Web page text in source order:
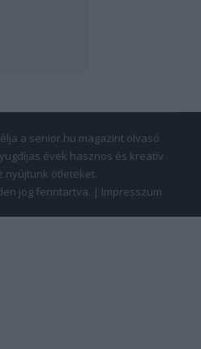
a senior.hu magazint olvasó
évek hasznos és kreatív
nyújtunk ötleteket.
jog fenntartva. | Impresszum